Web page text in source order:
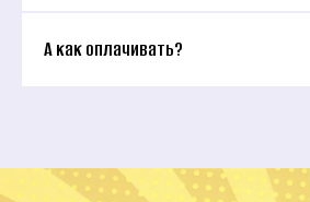
А как оплачивать?